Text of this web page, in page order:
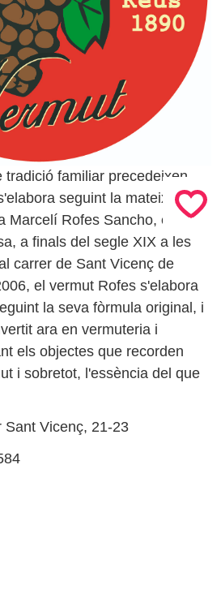
tradició familiar precedeixen
seguint la mateixa
Marcelí Rofes Sancho, el
a finals del segle XIX a les
carrer de Sant Vicenç de
el vermut Rofes s'elabora
la seva fòrmula original, i
ara en vermuteria i
els objectes que recorden
i sobretot, l'essència del que
Sant Vicenç, 21-23